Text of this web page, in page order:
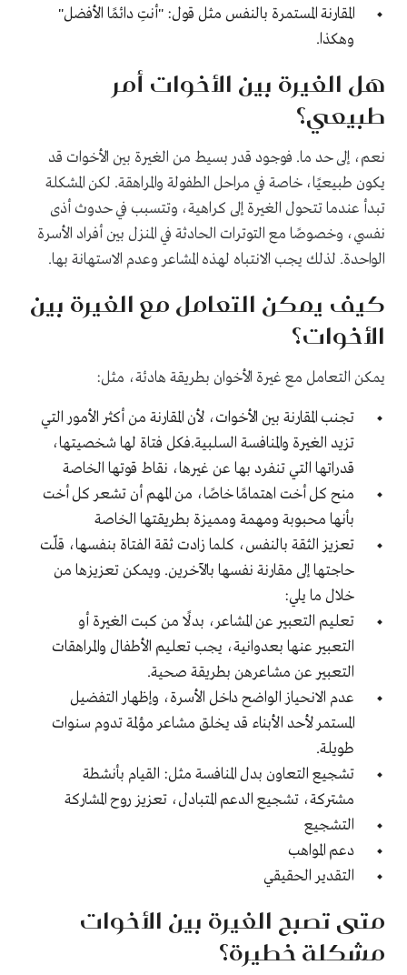
المقارنة المستمرة بالنفس مثل قول: "أنتِ دائمًا الأفضل"
وهكذا.
هل الغيرة بين الأخوات أمر
طبيعي؟
نعم، إلى حد ما. فوجود قدر بسيط من الغيرة بين الأخوات قد
يكون طبيعيًا، خاصة في مراحل الطفولة والمراهقة. لكن المشكلة
تبدأ عندما تتحول الغيرة إلى كراهية، وتتسبب في حدوث أذى
نفسي، وخصوصًا مع التوترات الحادثة في المنزل بين أفراد الأسرة
الواحدة. لذلك يجب الانتباه لهذه المشاعر وعدم الاستهانة بها.
كيف يمكن التعامل مع الغيرة بين
الأخوات؟
يمكن التعامل مع غيرة الأخوان بطريقة هادئة، مثل:
تجنب المقارنة بين الأخوات، لأن المقارنة من أكثر الأمور التي
تزيد الغيرة والمنافسة السلبية.فكل فتاة لها شخصيتها،
قدراتها التي تنفرد بها عن غيرها، نقاط قوتها الخاصة
منح كل أخت اهتمامًا خاصًا، من المهم أن تشعر كل أخت
بأنها محبوبة ومهمة ومميزة بطريقتها الخاصة
تعزيز الثقة بالنفس، كلما زادت ثقة الفتاة بنفسها، قلّت
حاجتها إلى مقارنة نفسها بالآخرين. ويمكن تعزيزها من
خلال ما يلي:
تعليم التعبير عن المشاعر، بدلًا من كبت الغيرة أو
التعبير عنها بعدوانية، يجب تعليم الأطفال والمراهقات
التعبير عن مشاعرهن بطريقة صحية.
عدم الانحياز الواضح داخل الأسرة، وإظهار التفضيل
المستمر لأحد الأبناء قد يخلق مشاعر مؤلمة تدوم سنوات
طويلة.
تشجيع التعاون بدل المنافسة مثل: القيام بأنشطة
مشتركة، تشجيع الدعم المتبادل، تعزيز روح المشاركة
التشجيع
دعم المواهب
التقدير الحقيقي
متى تصبح الغيرة بين الأخوات
مشكلة خطيرة؟